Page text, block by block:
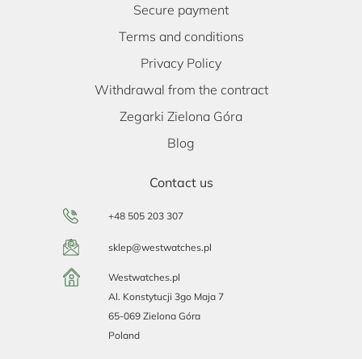
Secure payment
Terms and conditions
Privacy Policy
Withdrawal from the contract
Zegarki Zielona Góra
Blog
Contact us
+48 505 203 307
sklep@westwatches.pl
Westwatches.pl
Al. Konstytucji 3go Maja 7
65-069 Zielona Góra
Poland